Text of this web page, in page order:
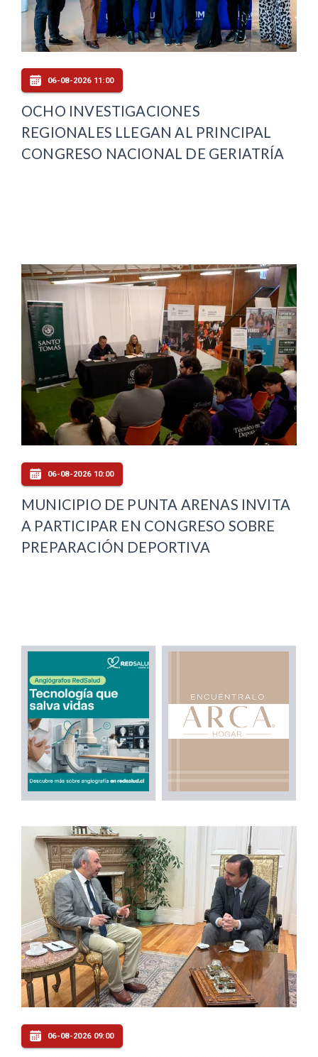
06-08-2026 11:00
OCHO INVESTIGACIONES
REGIONALES LLEGAN AL PRINCIPAL
CONGRESO NACIONAL DE GERIATRÍA
06-08-2026 10:00
MUNICIPIO DE PUNTA ARENAS INVITA
A PARTICIPAR EN CONGRESO SOBRE
PREPARACIÓN DEPORTIVA
06-08-2026 09:00